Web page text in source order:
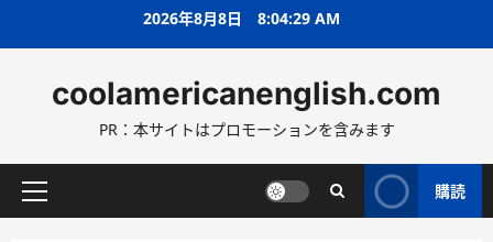
ス
ッ
2026年8月8日 8:04:30 AM
coolamericanenglish.com
PR：本サイトはプロモーションを含みます
メ
購読